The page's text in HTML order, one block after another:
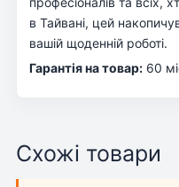
в Тайвані, цей
вашій щоденній роботі.
Гарантія на товар: 60
Схожі товари